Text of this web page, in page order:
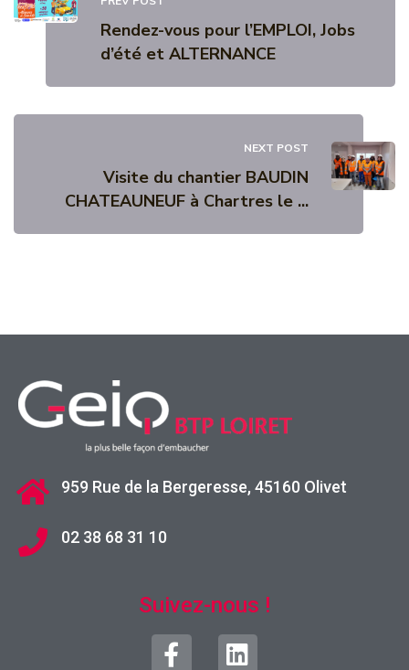
Rendez-vous pour l’EMPLOI, Jobs
d’été et ALTERNANCE
NEXT POST
Visite du chantier BAUDIN
CHATEAUNEUF à Chartres le ...
959 Rue de la Bergeresse, 45160 Olivet
02 38 68 31 10
Suivez-nous !